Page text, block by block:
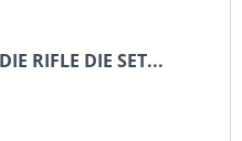
RIFLE DIE SET...